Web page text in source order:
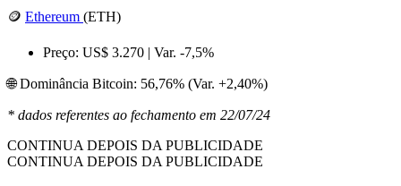
🪙 Ethereum (ETH)
Preço: US$ 3.270 | Var. -7,5%
🌐 Dominância Bitcoin: 56,76% (Var. +2,40%)
* dados referentes ao fechamento em 22/07/24
CONTINUA DEPOIS DA PUBLICIDADE
CONTINUA DEPOIS DA PUBLICIDADE